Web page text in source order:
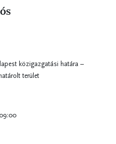
közigazgatási határa –
terület